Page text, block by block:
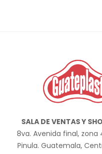
SALA DE VENTAS Y
8va. Avenida final, zona
Pinula. Guatemala,